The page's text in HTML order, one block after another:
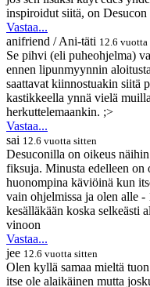
inspiroidut siitä, on
Vastaa...
anifriend / Ani-täti 12.6 vuotta
Se pihvi (eli puheohjelma)
ennen lipunmyynnin
saattavat kiinnostuakin siitä
kastikkeella ynnä vielä
herkuttelemaankin. ;>
Vastaa...
sai 12.6 vuotta sitten
Desuconilla on oikeus
fiksuja. Minusta edelleen on
huonompina käviöinä kun
vain ohjelmissa ja olen alle
kesälläkään koska selkeästi
vinoon
Vastaa...
jee 12.6 vuotta sitten
Olen kyllä samaa mieltä
itse ole alaikäinen mutta